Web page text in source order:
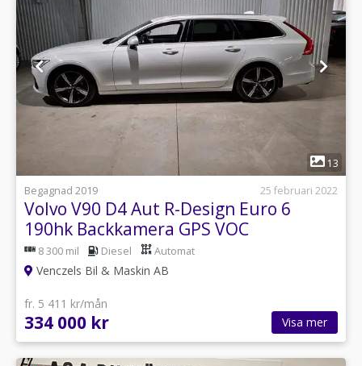
13
Begagnad 2019
25 februari 2022
Volvo V90 D4 Aut R-Design Euro 6
190hk Backkamera GPS VOC
8 300 mil Diesel Automat
Venczels Bil & Maskin AB
fr. 5 411 kr/mån
334 000 kr Visa mer